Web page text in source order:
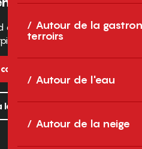
Autour de la
terroirs
Autour de l'eau
Autour de la neige
des Pyrénées
Cedex
la newsletter